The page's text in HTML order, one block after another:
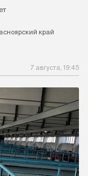
край
7 августа, 19:45